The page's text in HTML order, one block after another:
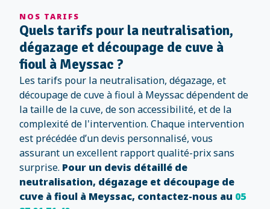
NOS TARIFS
Quels tarifs pour la neutralisation,
dégazage et découpage de cuve à
fioul à Meyssac ?
Les tarifs pour la neutralisation, dégazage, et
découpage de cuve à fioul à Meyssac dépendent de
la taille de la cuve, de son accessibilité, et de la
complexité de l'intervention. Chaque intervention
est précédée d’un devis personnalisé, vous
assurant un excellent rapport qualité-prix sans
surprise. Pour un devis détaillé de
neutralisation, dégazage et découpage de
cuve à fioul à Meyssac, contactez-nous au 05